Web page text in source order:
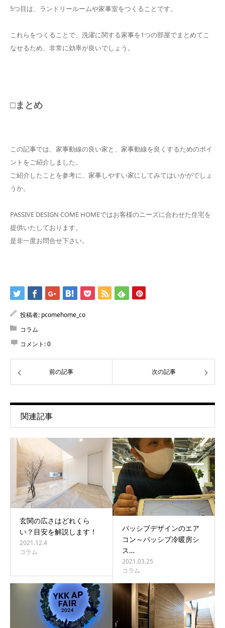
5つ目は、ランドリールームや家事室をつくることです。
これらをつくることで、洗濯に関する家事を1つの部屋でまとめてこ
なせるため、非常に効率が良いでしょう。
□まとめ
この記事では、家事動線の良い家と、家事動線を良くするためのポイ
ントをご紹介しました。
ご紹介したことを参考に、家事しやすい家にしてみてはいかがでしょ
うか。
PASSIVE DESIGN COME HOMEではお客様のニーズに合わせた住宅を
提供いたしております。
是非一度お問合せ下さい。
投稿者: pcomehome_co
コラム
コメント:0
前の記事 次の記事
関連記事
玄関の広さはどれくら
い？目安を解説します！
2021.12.4
コラム
パッシブデザインのエア
コン～パッシブ冷暖房シ
ス…
2021.03.25
コラム